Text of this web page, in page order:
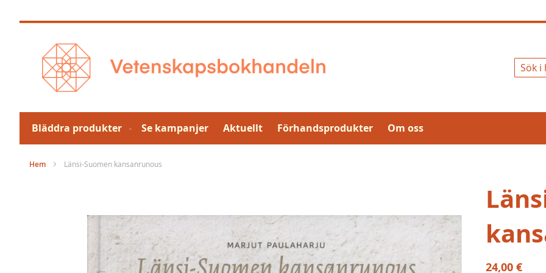
till
Bläddra produkter Se kampanjer Aktuellt Förhandsprodukter Om oss
Hem Länsi-Suomen kansanrunous
24,00 €